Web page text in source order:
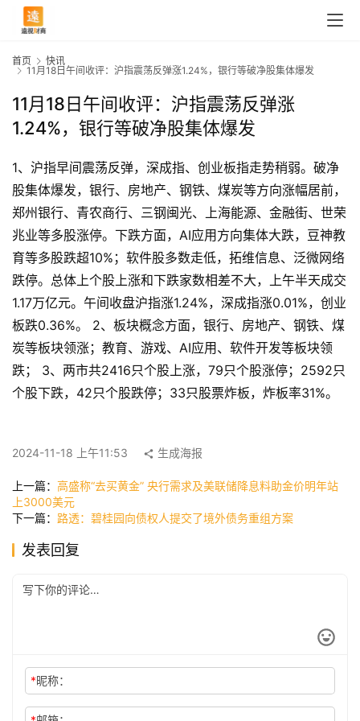
首
页
公
司
尚
首页
快讯
11月18日午间收评：沪指震荡反弹涨1.24%，银行等破净股集体爆发
11月18日午间收评：沪指震荡反弹涨
1.24%，银行等破净股集体爆发
1、沪指早间震荡反弹，深成指、创业板指走势稍弱。破净
股集体爆发，银行、房地产、钢铁、煤炭等方向涨幅居前，
郑州银行、青农商行、三钢闽光、上海能源、金融街、世荣
兆业等多股涨停。下跌方面，AI应用方向集体大跌，豆神教
育等多股跌超10%；软件股多数走低，拓维信息、泛微网络
跌停。总体上个股上涨和下跌家数相差不大，上午半天成交
1.17万亿元。午间收盘沪指涨1.24%，深成指涨0.01%，创业
板跌0.36%。 2、板块概念方面，银行、房地产、钢铁、煤
炭等板块领涨；教育、游戏、AI应用、软件开发等板块领
跌； 3、两市共2416只个股上涨，79只个股涨停；2592只
个股下跌，42只个股跌停；33只股票炸板，炸板率31%。
2024-11-18 上午11:53 生成海报
上一篇： 高盛称“去买黄金” 央行需求及美联储降息料助金价明年站
上3000美元
下一篇： 路透：碧桂园向债权人提交了境外债务重组方案
发表回复
*昵称：